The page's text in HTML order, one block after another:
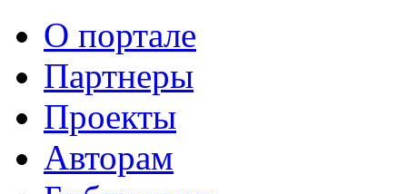
О портале
Партнеры
Проекты
Авторам